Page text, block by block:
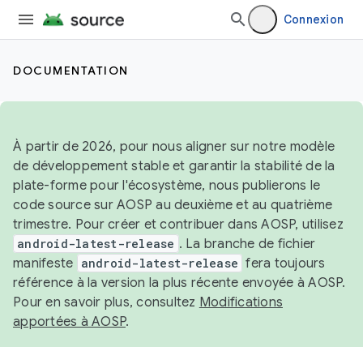
Connexion
DOCUMENTATION
À partir de 2026, pour nous aligner sur notre modèle
de développement stable et garantir la stabilité de la
plate-forme pour l'écosystème, nous publierons le
code source sur AOSP au deuxième et au quatrième
trimestre. Pour créer et contribuer dans AOSP, utilisez
android-latest-release . La branche de fichier
manifeste android-latest-release fera toujours
référence à la version la plus récente envoyée à AOSP.
Pour en savoir plus, consultez Modifications
apportées à AOSP.